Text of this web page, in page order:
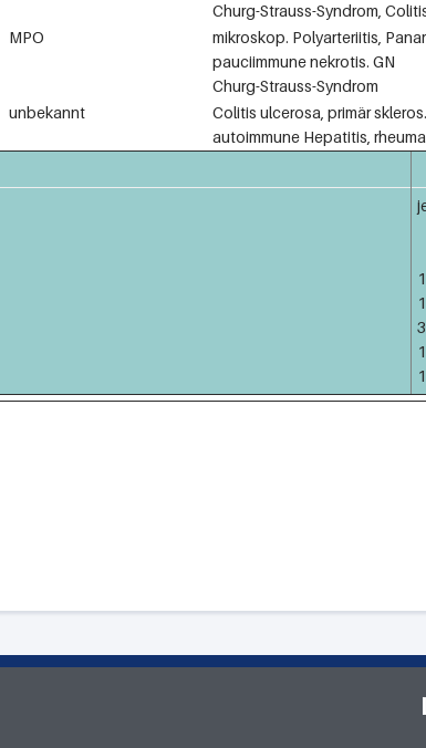
Churg-Strauss-Syndrom,
MPO
mikroskop. Polyarteriitis,
pauciimmune nekrotis. GN
Churg-Strauss-Syndrom
unbekannt
Colitis ulcerosa, primär
autoimmune Hepatitis,